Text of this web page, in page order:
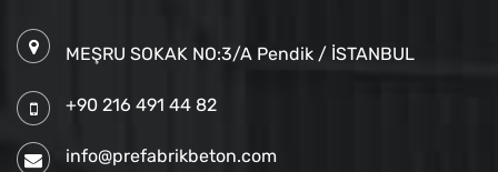
MEŞRU SOKAK NO:3/A Pendik / İSTANBUL
+90 216 491 44 82
info@prefabrikbeton.com